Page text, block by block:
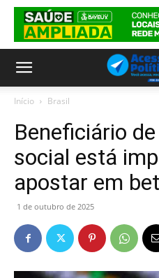
Início Brasil
Beneficiário
social está
apostar em
1 de outubro de 2025